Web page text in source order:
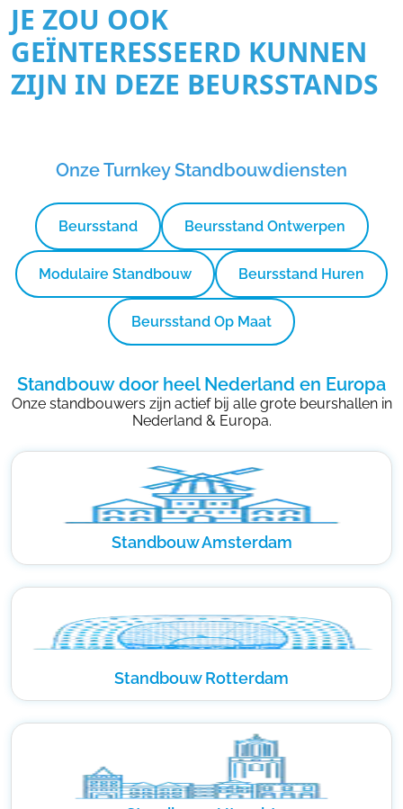
JE ZOU OOK
GEÏNTERESSEERD KUNNEN
ZIJN IN DEZE BEURSSTANDS
Onze Turnkey Standbouwdiensten
Beursstand Beursstand Ontwerpen
Modulaire Standbouw Beursstand Huren
Beursstand Op Maat
Standbouw door heel Nederland en Europa
Onze standbouwers zijn actief bij alle grote beurshallen in
Nederland & Europa.
Standbouw Amsterdam
Standbouw Rotterdam